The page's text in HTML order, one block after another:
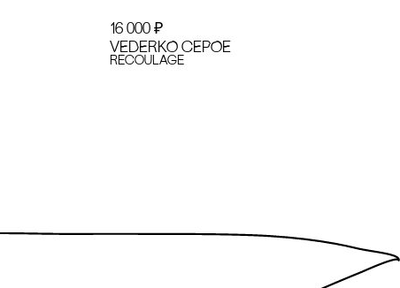
16 000 ₽
VEDERKO сЕРОЕ
recoulage